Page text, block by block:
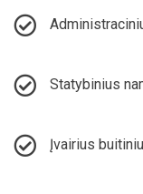
Statybinius
Įvairius